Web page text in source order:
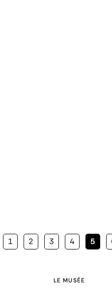
Page
1 Page
2 Page
3 Page
4
Page
5
LE MUSÉE